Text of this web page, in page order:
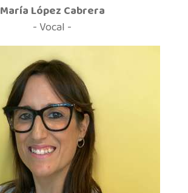
María López Cabrera
- Vocal -